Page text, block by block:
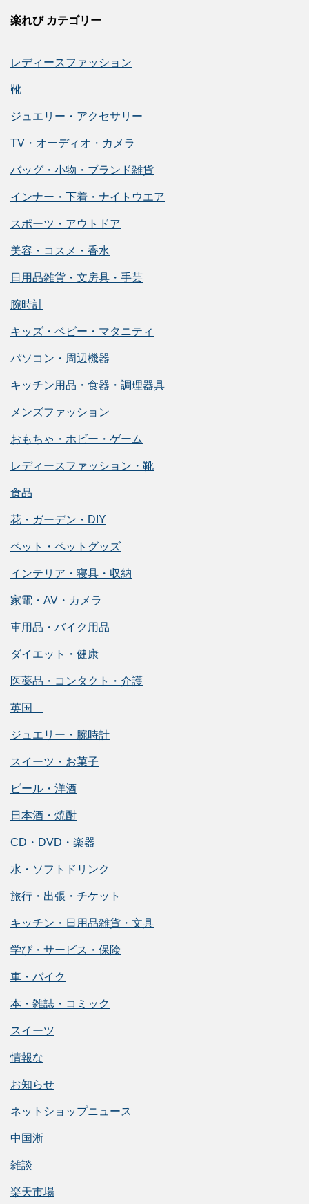
楽れび カテゴリー
レディースファッション
靴
ジュエリー・アクセサリー
TV・オーディオ・カメラ
バッグ・小物・ブランド雑貨
インナー・下着・ナイトウエア
スポーツ・アウトドア
美容・コスメ・香水
日用品雑貨・文房具・手芸
腕時計
キッズ・ベビー・マタニティ
パソコン・周辺機器
キッチン用品・食器・調理器具
メンズファッション
おもちゃ・ホビー・ゲーム
レディースファッション・靴
食品
花・ガーデン・DIY
ペット・ペットグッズ
インテリア・寝具・収納
家電・AV・カメラ
車用品・バイク用品
ダイエット・健康
医薬品・コンタクト・介護
英国
ジュエリー・腕時計
スイーツ・お菓子
ビール・洋酒
日本酒・焼酎
CD・DVD・楽器
水・ソフトドリンク
旅行・出張・チケット
キッチン・日用品雑貨・文具
学び・サービス・保険
車・バイク
本・雑誌・コミック
スイーツ
情報な
お知らせ
ネットショップニュース
中国淅
雑談
楽天市場